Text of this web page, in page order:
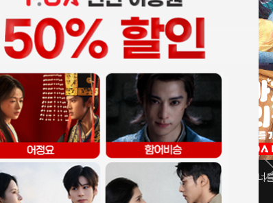
아재저리등니 : 너